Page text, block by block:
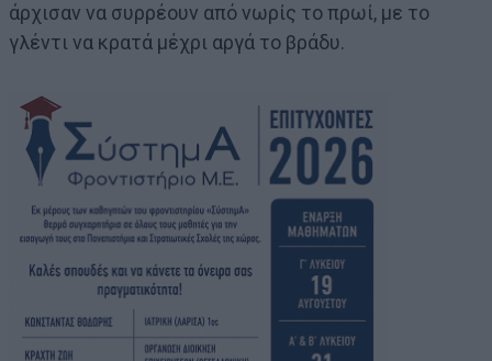
άρχισαν να συρρέουν από νωρίς το πρωί, με το
γλέντι να κρατά μέχρι αργά το βράδυ.